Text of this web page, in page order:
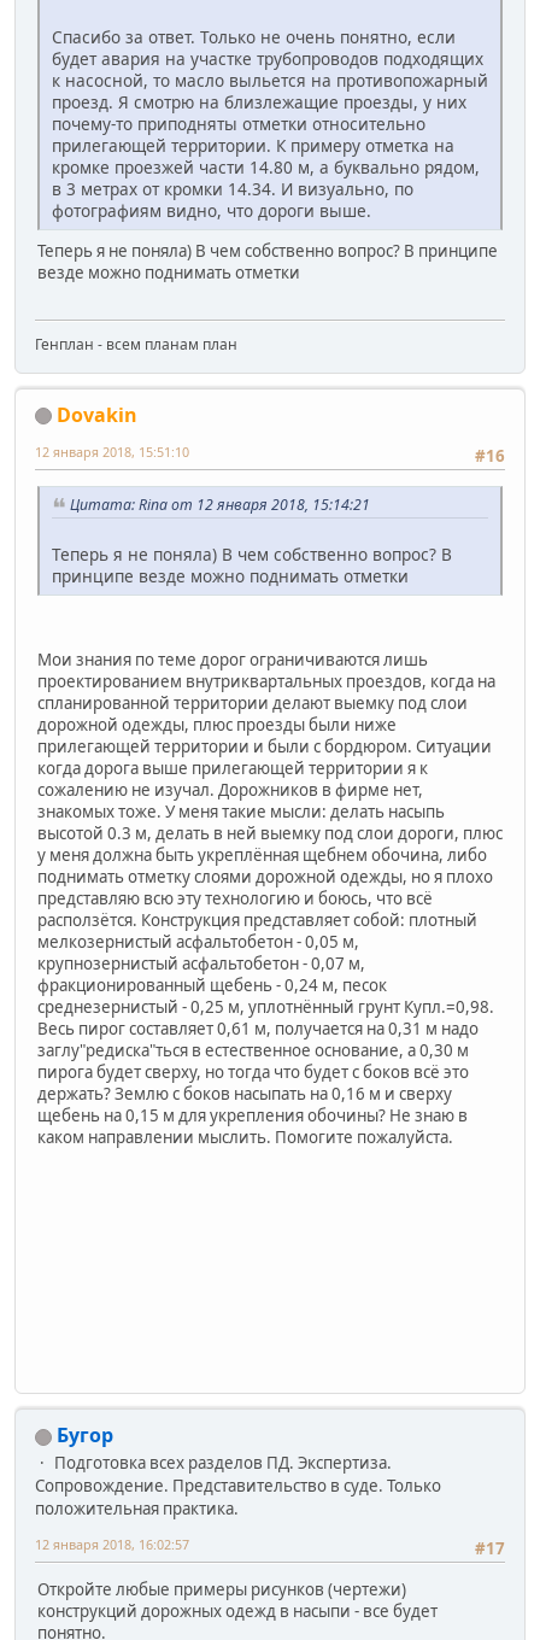
Спасибо за ответ. Только не очень понятно, если
будет авария на участке трубопроводов подходящих
к насосной, то масло выльется на противопожарный
проезд. Я смотрю на близлежащие проезды, у них
почему-то приподняты отметки относительно
прилегающей территории. К примеру отметка на
кромке проезжей части 14.80 м, а буквально рядом,
в 3 метрах от кромки 14.34. И визуально, по
фотографиям видно, что дороги выше.
Теперь я не поняла) В чем собственно вопрос? В принципе
везде можно поднимать отметки
Генплан - всем планам план
Dovakin
#16
12 января 2018, 15:51:10
Цитата: Rina от 12 января 2018, 15:14:21
Теперь я не поняла) В чем собственно вопрос? В
принципе везде можно поднимать отметки
Мои знания по теме дорог ограничиваются лишь
проектированием внутриквартальных проездов, когда на
спланированной территории делают выемку под слои
дорожной одежды, плюс проезды были ниже
прилегающей территории и были с бордюром. Ситуации
когда дорога выше прилегающей территории я к
сожалению не изучал. Дорожников в фирме нет,
знакомых тоже. У меня такие мысли: делать насыпь
высотой 0.3 м, делать в ней выемку под слои дороги, плюс
у меня должна быть укреплённая щебнем обочина, либо
поднимать отметку слоями дорожной одежды, но я плохо
представляю всю эту технологию и боюсь, что всё
расползётся. Конструкция представляет собой: плотный
мелкозернистый асфальтобетон - 0,05 м,
крупнозернистый асфальтобетон - 0,07 м,
фракционированный щебень - 0,24 м, песок
среднезернистый - 0,25 м, уплотнённый грунт Купл.=0,98.
Весь пирог составляет 0,61 м, получается на 0,31 м надо
заглу"редиска"ться в естественное основание, а 0,30 м
пирога будет сверху, но тогда что будет с боков всё это
держать? Землю с боков насыпать на 0,16 м и сверху
щебень на 0,15 м для укрепления обочины? Не знаю в
каком направлении мыслить. Помогите пожалуйста.
Бугор
Подготовка всех разделов ПД. Экспертиза.
Сопровождение. Представительство в суде. Только
положительная практика.
#17
12 января 2018, 16:02:57
Откройте любые примеры рисунков (чертежи)
конструкций дорожных одежд в насыпи - все будет
понятно.